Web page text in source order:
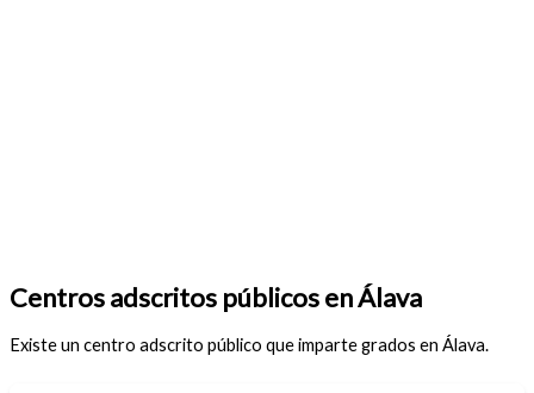
Centros adscritos públicos en Álava
Existe un centro adscrito público que imparte grados en Álava.